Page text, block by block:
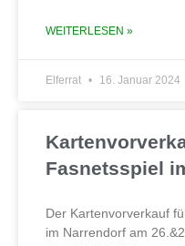
WEITERLESEN »
Elferrat 16. Januar 2024
Fasnetsspiel
Der Kartenvorverkauf
im Narrendorf am